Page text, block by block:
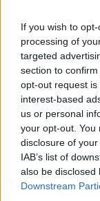
If you wish to
processing of
targeted
section to
opt-out request
interest-based
us or personal
your opt-out. You
disclosure of
IAB’s list of
also be disclosed
Downstream